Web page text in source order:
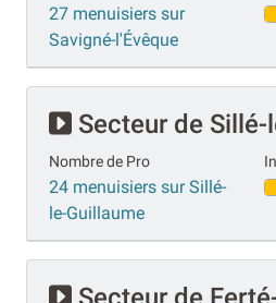
27 menuisiers sur
Savigné-l'Évêque
Secteur de
Nombre de Pro
24 menuisiers sur Sillé-
le-Guillaume